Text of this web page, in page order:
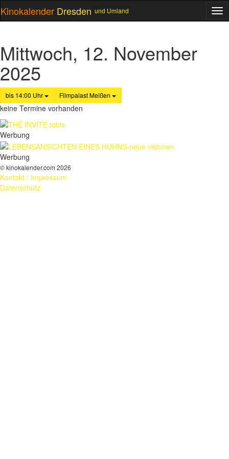
Kinokalender Dresden und Umland
Mittwoch, 12. November
2025
bis 14:00 Uhr Filmpalast Meißen
keine Termine vorhanden
Werbung
Werbung
© kinokalender.com 2026
Kontakt / Impressum
Datenschutz